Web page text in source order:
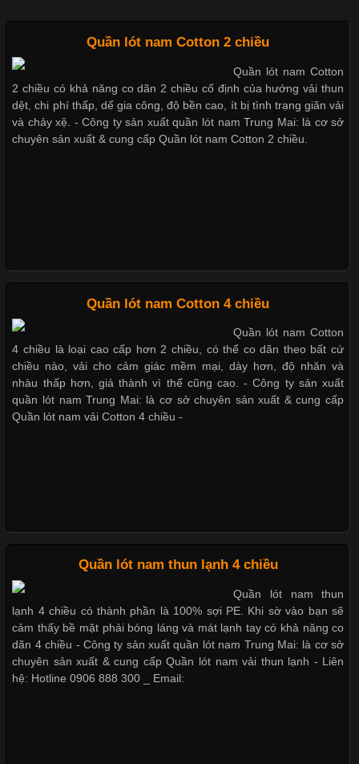
Chất Liệu Lycra Có Gì Đặc Biệt Trong Ngành Thời Trang?
Cập nhật 2026-05-27 17:03:46
Vải Lycra Là Gì? Chất Liệu Co Giãn Được Ưa Chuộng Trong
Chất Liệu Bamboo Xu Hướng Mới Trong Ngành Thời Trang
Cập nhật 2026-05-21 14:59:25
Trong những năm gần đây, vải Bamboo đang trở thành một
trong những chất liệu được yêu thích trong ngành thời trang
nhờ đặc tính mềm mại, thoáng khí và thân thiện với môi trường.
Không chỉ được ứng dụng trong quần áo thường ngày, loại vải
Cập nhật 2026-05-20 14:58:56
Vải thun là một trong những chất liệu được sử dụng rộng rãi
nhất trong ngành thời trang nhờ đặc tính co giãn, mềm mại và
thoải mái khi mặc. Từ áo thun, đồ thể thao cho đến đồ lót nam,
vải thun luôn đóng vai trò quan trọng trong quá trình sản xuất.
Hiện nay, nhu cầu tìm kiếm quần lót nam giá
Thị hiều quần lót nam bơi lội nam và nữ 2017
Mẫu quần lót nam giá rẻ sốt hè 2017
Những mẩu quần lót nam thông dụng hiện nay
Bộ sưu tập quần lót nam Boxer TpHCM
Dễ chịu hơn với quần lót nam giá rẻ vải Cotton 4 chiều
Quần lót nam Cotton 2 chiều
Quần lót nam Cotton
2 chiều có khả năng co dãn 2 chiều cố định của hướng vải thun
dệt, chi phí thấp, dể gia công, độ bền cao, ít bị tình trạng giãn vải
và chảy xệ. - Công ty sản xuất quần lót nam Trung Mai: là cơ sở
chuyên sản xuất & cung cấp Quần lót nam Cotton 2 chiều.
Quần lót nam Cotton 4 chiều
Quần lót nam Cotton
4 chiều là loại cao cấp hơn 2 chiều, có thể co dãn theo bất cứ
chiều nào, vải cho cảm giác mềm mại, dày hơn, độ nhăn và
nhàu thấp hơn, giá thành vì thế cũng cao. - Công ty sản xuất
quần lót nam Trung Mai: là cơ sở chuyên sản xuất & cung cấp
Quần lót nam vải Cotton 4 chiều -
Quần lót nam thun lạnh 4 chiều
Quần lót nam thun
lạnh 4 chiều có thành phần là 100% sợi PE. Khi sờ vào bạn sẽ
cảm thấy bề mặt phải bóng láng và mát lạnh tay có khả năng co
dãn 4 chiều - Công ty sản xuất quần lót nam Trung Mai: là cơ sở
chuyên sản xuất & cung cấp Quần lót nam vải thun lạnh - Liên
hệ: Hotline 0906 888 300 _ Email: